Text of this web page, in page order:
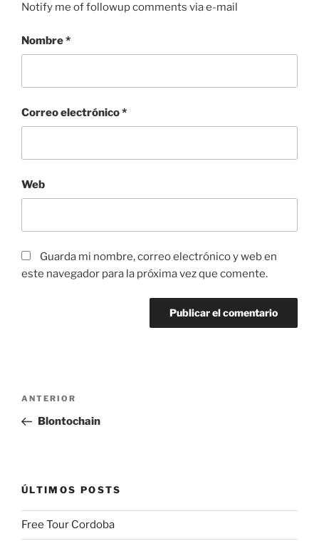
Notify me of followup comments via e-mail
Nombre*
Correo electrónico*
Web
Guarda mi nombre, correo electrónico y web en
este navegador para la próxima vez que comente.
Navegación
entradas
Entrada
anterior:
ANTERIOR
Blontochain
ÚLTIMOS POSTS
Free Tour Cordoba